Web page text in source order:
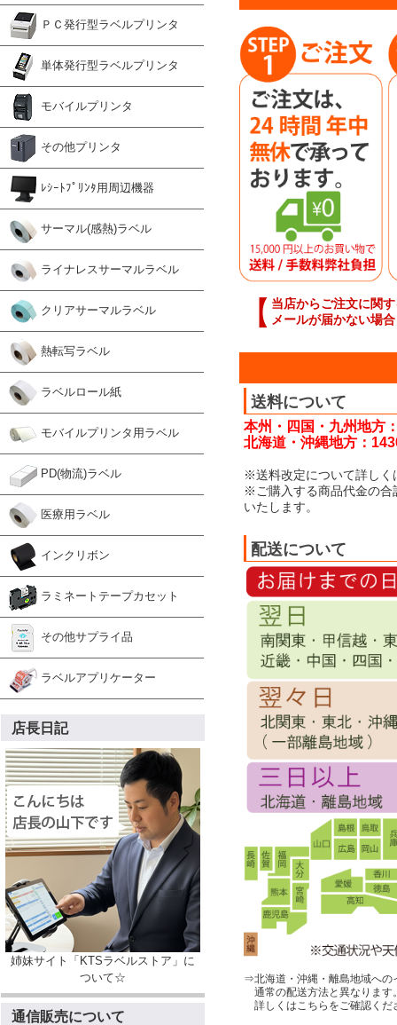
ＰＣ発行型ラベルプリンタ
単体発行型ラベルプリンタ
モバイルプリンタ
その他プリンタ
ﾚｼｰﾄﾌﾟﾘﾝﾀ用周辺機器
サーマル(感熱)ラベル
ライナレスサーマルラベル
クリアサーマルラベル
熱転写ラベル
ラベルロール紙
モバイルプリンタ用ラベル
PD(物流)ラベル
医療用ラベル
インクリボン
ラミネートテープカセット
その他サプライ品
ラベルアプリケーター
店長日記
姉妹サイト「KTSラベルストア」に
ついて☆
通信販売について
【 当店からご注文に関
メールが届かない場合
送料について
本州・四国・九州地方
北海道・沖縄地方：
※送料改定について詳しく
※ご購入する商品代金の合
いたします。
配送について
⇒北海道・沖縄・離島地域への
通常の配送方法と異なります
詳しくはこちらをご確認くだ